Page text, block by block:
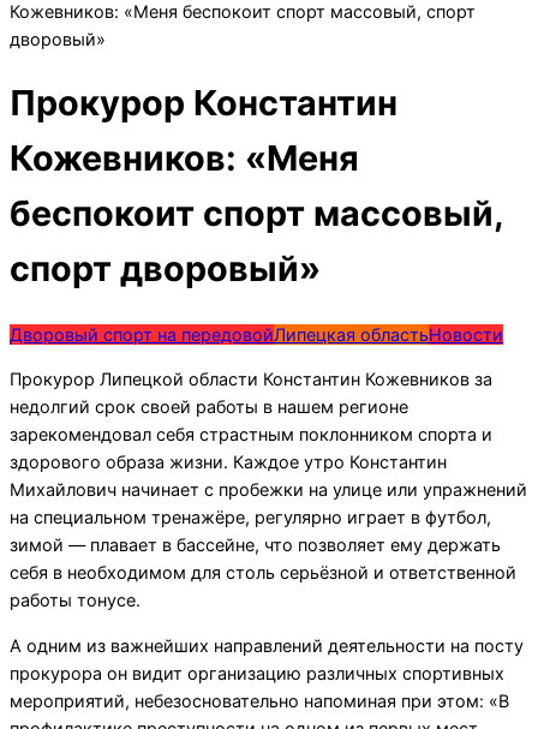
Кожевников: «Меня беспокоит спорт массовый, спорт
дворовый»
Прокурор Константин
Кожевников: «Меня
беспокоит спорт массовый,
спорт дворовый»
Дворовый спорт на передовойЛипецкая областьНовости
Прокурор Липецкой области Константин Кожевников за
недолгий срок своей работы в нашем регионе
зарекомендовал себя страстным поклонником спорта и
здорового образа жизни. Каждое утро Константин
Михайлович начинает с пробежки на улице или упражнений
на специальном тренажёре, регулярно играет в футбол,
зимой — плавает в бассейне, что позволяет ему держать
себя в необходимом для столь серьёзной и ответственной
работы тонусе.
А одним из важнейших направлений деятельности на посту
прокурора он видит организацию различных спортивных
мероприятий, небезосновательно напоминая при этом: «В